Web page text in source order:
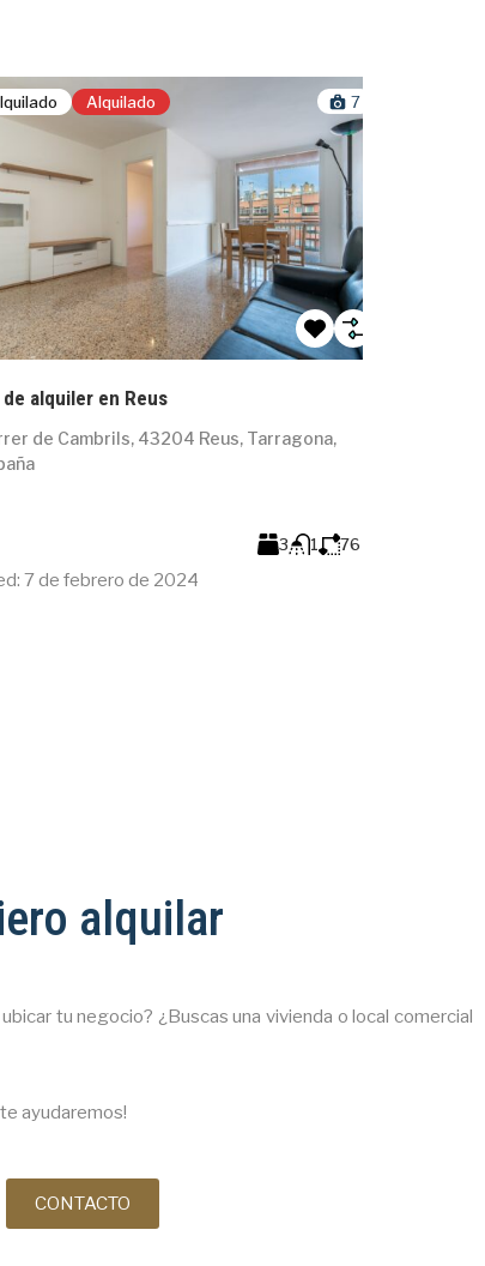
Alquilado 7
alquiler en Reus
de Cambrils, 43204 Reus, Tarragona,
3 1 76m²
de febrero de 2024
alquilar
tu negocio? ¿Buscas una vivienda o local comercial
ayudaremos!
CONTACTO